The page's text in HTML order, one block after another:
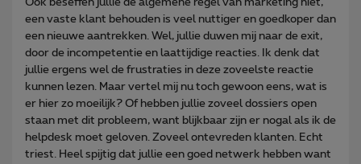
een vaste klant behouden is veel nuttiger en goedkoper dan
een nieuwe aantrekken. Wel, jullie duwen mij naar de exit,
door de incompetentie en laattijdige reacties. Ik denk dat
jullie ergens wel de frustraties in deze zoveelste reactie
kunnen lezen. Maar vertel mij nu toch gewoon eens, wat is
er hier zo moeilijk? Of hebben jullie zoveel dossiers open
staan met dit probleem, want blijkbaar zijn er nogal als ik de
helpdesk moet geloven. Zoveel ontevreden klanten. Echt
triest. Heel spijtig dat jullie een goed netwerk hebben want